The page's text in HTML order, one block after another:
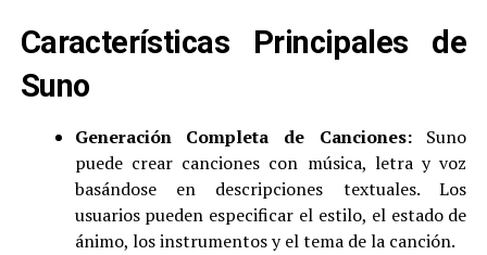
Características Principales de
Suno
Generación Completa de Canciones:Suno
puede crear canciones con música, letra y voz
basándose en descripciones textuales. Los
usuarios pueden especificar el estilo, el estado de
ánimo, los instrumentos y el tema de la canción.